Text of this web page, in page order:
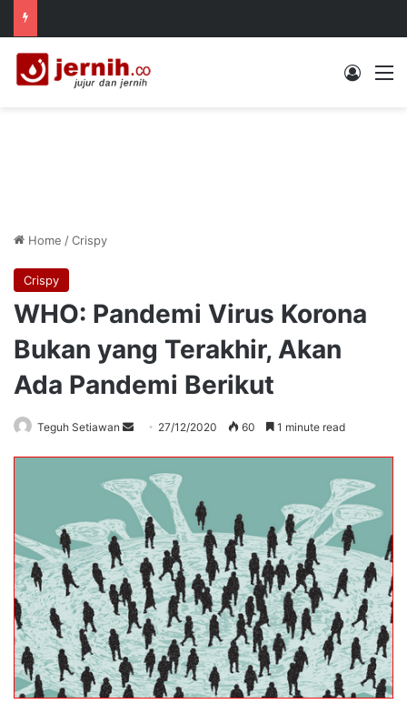
Log In
Home /Crispy
Crispy
WHO: Pandemi Virus Korona
Bukan yang Terakhir, Akan
Ada Pandemi Berikut
Teguh Setiawan
Send 27/12/2020 60 1 minute read